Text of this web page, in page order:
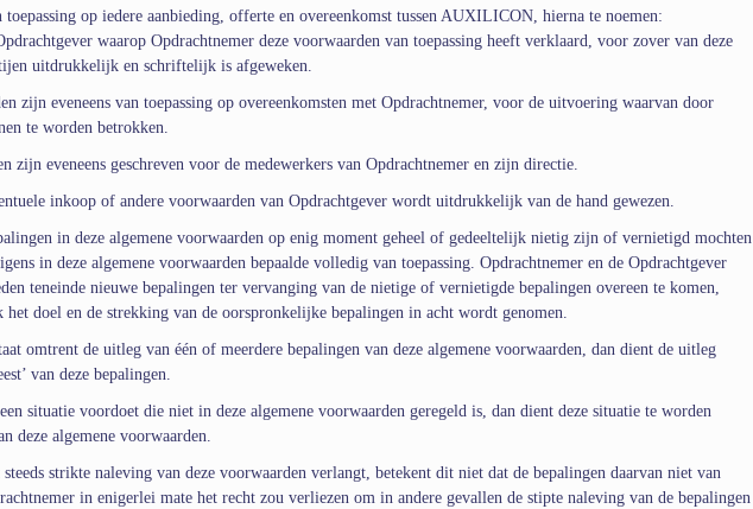
op iedere aanbieding, offerte en overeenkomst tussen AUXILICON, hierna te noemen:
waarop Opdrachtnemer deze voorwaarden van toepassing heeft verklaard, voor zover van deze
uitdrukkelijk en schriftelijk is afgeweken.
zijn eveneens van toepassing op overeenkomsten met Opdrachtnemer, voor de uitvoering waarvan door
te worden betrokken.
zijn eveneens geschreven voor de medewerkers van Opdrachtnemer en zijn directie.
inkoop­ of andere voorwaarden van Opdrachtgever wordt uitdrukkelijk van de hand gewezen.
in deze algemene voorwaarden op enig moment geheel of gedeeltelijk nietig zijn of vernietigd mochten
in deze algemene voorwaarden bepaalde volledig van toepassing. Opdrachtnemer en de Opdrachtgever
teneinde nieuwe bepalingen ter vervanging van de nietige of vernietigde bepalingen overeen te komen,
doel en de strekking van de oorspronkelijke bepalingen in acht wordt genomen.
omtrent de uitleg van één of meerdere bepalingen van deze algemene voorwaarden, dan dient de uitleg
van deze bepalingen.
situatie voordoet die niet in deze algemene voorwaarden geregeld is, dan dient deze situatie te worden
deze algemene voorwaarden.
strikte naleving van deze voorwaarden verlangt, betekent dit niet dat de bepalingen daarvan niet van
in enigerlei mate het recht zou verliezen om in andere gevallen de stipte naleving van de bepalingen